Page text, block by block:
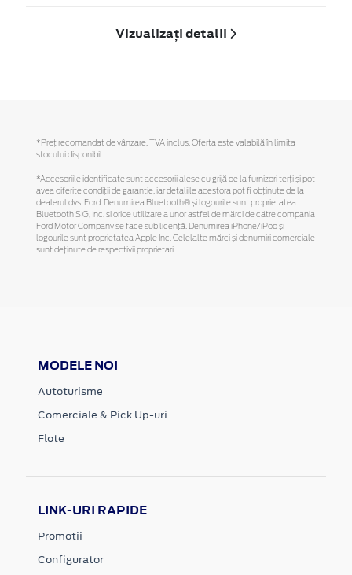
Vizualizați detalii
*Preţ recomandat de vânzare, TVA inclus. Oferta este valabilă în limita
stocului disponibil.
*Accesoriile identificate sunt accesorii alese cu grijă de la furnizori terți și pot
avea diferite condiții de garanție, iar detaliile acestora pot fi obținute de la
dealerul dvs. Ford. Denumirea Bluetooth® și logourile sunt proprietatea
Bluetooth SIG, Inc. și orice utilizare a unor astfel de mărci de către compania
Ford Motor Company se face sub licență. Denumirea iPhone/iPod și
logourile sunt proprietatea Apple Inc. Celelalte mărci și denumiri comerciale
sunt deținute de respectivii proprietari.
MODELE NOI
Autoturisme
Comerciale & Pick Up-uri
Flote
LINK-URI RAPIDE
Promotii
Configurator